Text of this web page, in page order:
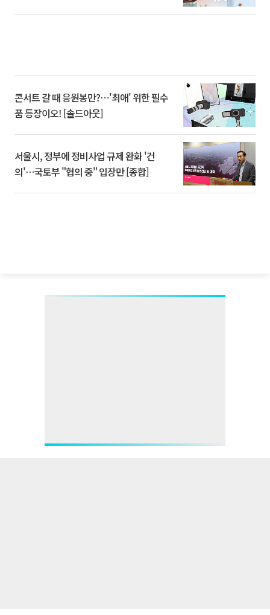
콘서트 갈 때 응원봉만?⋯'최애' 위한 필수
품 등장이오! [솔드아웃]
서울시, 정부에 정비사업 규제 완화 '건
의'⋯국토부 "협의 중" 입장만 [종합]